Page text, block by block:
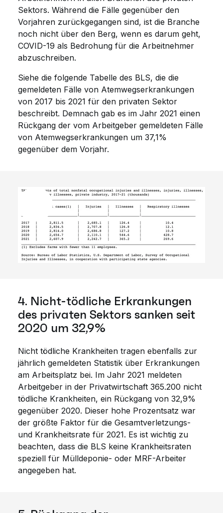
Sektors. Während die Fälle gegenüber den
Vorjahren zurückgegangen sind, ist die Branche
noch nicht über den Berg, wenn es darum geht,
COVID-19 als Bedrohung für die Arbeitnehmer
abzuschreiben.
Siehe die folgende Tabelle des BLS, die die
gemeldeten Fälle von Atemwegserkrankungen
von 2017 bis 2021 für den privaten Sektor
beschreibt. Demnach gab es im Jahr 2021 einen
Rückgang der vom Arbeitgeber gemeldeten Fälle
von Atemwegserkrankungen um 37,1%
gegenüber dem Vorjahr.
4. Nicht-tödliche Erkrankungen
des privaten Sektors sanken seit
2020 um 32,9%
Nicht tödliche Krankheiten tragen ebenfalls zur
jährlich gemeldeten Statistik über Erkrankungen
am Arbeitsplatz bei. Im Jahr 2021 meldeten
Arbeitgeber in der Privatwirtschaft 365.200 nicht
tödliche Krankheiten, ein Rückgang von 32,9%
gegenüber 2020. Dieser hohe Prozentsatz war
der größte Faktor für die Gesamtverletzungs-
und Krankheitsrate für 2021. Es ist wichtig zu
beachten, dass die BLS keine Krankheitsraten
speziell für Mülldeponie- oder MRF-Arbeiter
angegeben hat.